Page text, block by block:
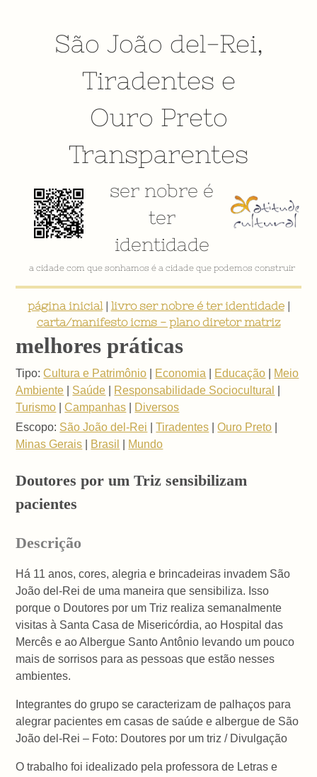
São João del-Rei,
Tiradentes e
Ouro Preto
Transparentes
ser nobre é
ter
identidade
a cidade com que sonhamos é a cidade que podemos construir
página inicial| livro ser nobre é ter identidade|
carta/manifesto icms - plano diretor matriz
melhores práticas
Tipo: Cultura e Patrimônio Economia Educação
Meio
Ambiente
Saúde Responsabilidade Sociocultural
Turismo |Campanhas
Diversos
Escopo: São João del-Rei |Tiradentes |Ouro Preto
Minas Gerais
Brasil Mundo
Doutores por um Triz sensibilizam
pacientes
Descrição
Há 11 anos, cores, alegria e brincadeiras invadem São
João del-Rei de uma maneira que sensibiliza. Isso
porque o Doutores por um Triz realiza semanalmente
visitas à Santa Casa de Misericórdia, ao Hospital das
Mercês e ao Albergue Santo Antônio levando um pouco
mais de sorrisos para as pessoas que estão nesses
ambientes.
Integrantes do grupo se caracterizam de palhaços para
alegrar pacientes em casas de saúde e albergue de São
João del-Rei – Foto: Doutores por um triz / Divulgação
O trabalho foi idealizado pela professora de Letras e